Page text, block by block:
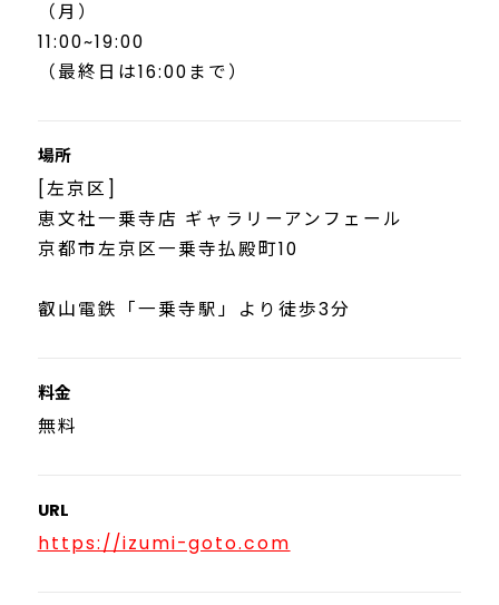
（月）
11:00~19:00
（最終日は16:00まで）
場所
[左京区]
恵文社一乗寺店 ギャラリーアンフェール
京都市左京区一乗寺払殿町10
叡山電鉄「一乗寺駅」より徒歩3分
料金
無料
URL
https://izumi-goto.com